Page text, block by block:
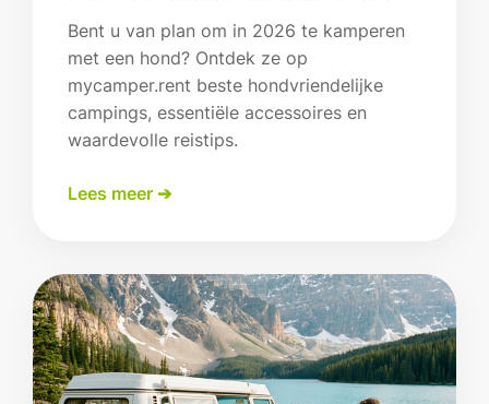
Bent u van plan om in 2026 te kamperen
met een hond? Ontdek ze op
mycamper.rent beste hondvriendelijke
campings, essentiële accessoires en
waardevolle reistips.
Lees meer ➔